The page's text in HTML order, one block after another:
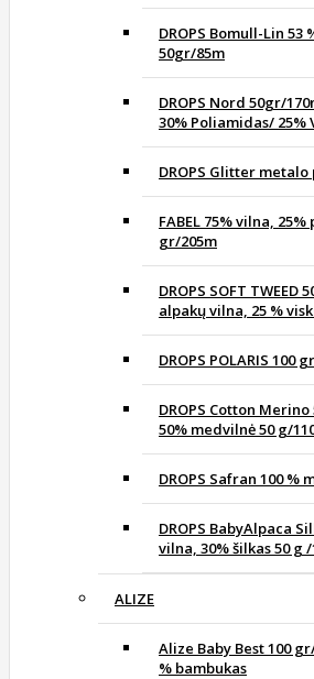
DROPS Bomull-Lin 53
50gr/85m
DROPS Nord 50gr/
30% Poliamidas/ 25%
DROPS Glitter
FABEL 75% vilna,
gr/205m
DROPS SOFT
alpakų vilna, 25 %
DROPS POLARIS 100
DROPS Cotton
50% medvilnė 50 g/
DROPS Safran 100 %
DROPS BabyAlpaca
vilna, 30% šilkas 50 g /
ALIZE
Alize Baby Best 100
% bambukas